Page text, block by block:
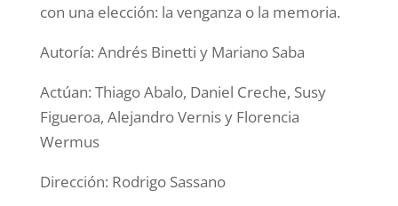
con una elección: la venganza o la memoria.
Autoría: Andrés Binetti y Mariano Saba
Actúan: Thiago Abalo, Daniel Creche, Susy
Figueroa, Alejandro Vernis y Florencia
Wermus
Dirección: Rodrigo Sassano